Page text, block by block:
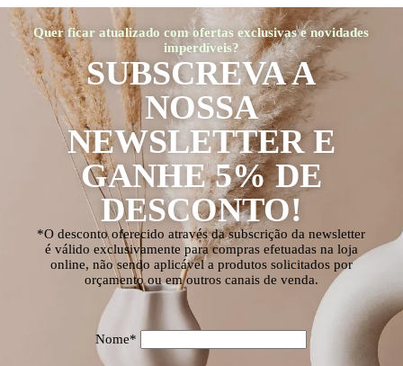
Quer ficar atualizado com ofertas exclusivas e novidades
imperdíveis?
SUBSCREVA A
NOSSA
NEWSLETTER E
GANHE 5% DE
DESCONTO!
*O desconto oferecido através da subscrição da newsletter
é válido exclusivamente para compras efetuadas na loja
online, não sendo aplicável a produtos solicitados por
orçamento ou em outros canais de venda.
Nome*